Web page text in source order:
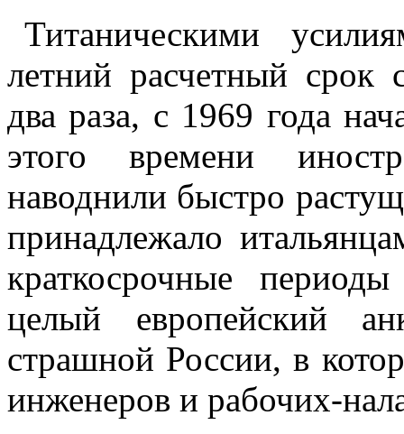
Титаническими
летний расчетный срок
два раза, с 1969 года
этого времени
наводнили быстро
принадлежало
краткосрочные
целый европейский
страшной России, в
инженеров и рабочих-